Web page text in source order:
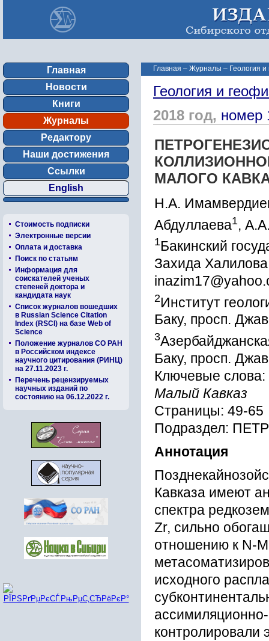
Главная
Новости
Книги
Журналы
Редактору
Наши достижения
Ссылки
English
Стоимость подписки
Электронные версии
Оплата и доставка
Поиск по статьям
Информация для
соискателей ученых
степеней доктора и
кандидата наук
Список журналов вошедших
в Russian Science Citation
Index (RSCI) на базе Web of
Science
Положение журналов СО РАН
в Российском индексе
научного цитирования (РИНЦ)
на 27.11.2023 г.
Перечень рецензируемых
научных изданий по
состоянию на 06.12.2022 г.
Главная – Журналы – Геология
Геология и
2018 год, номер
МАЛОГО
Н.А.
Абдуллаева1,
1Бакинский
Захида
2Институт
Баку, просп.
3
Баку, просп.
Ключевые слова:
Малый Кавказ
Страницы: 49-65
Подраздел:
Аннотация
Кавказа имеют
спектра
Zr, сильно
отношению к N-
исходного
контролировали